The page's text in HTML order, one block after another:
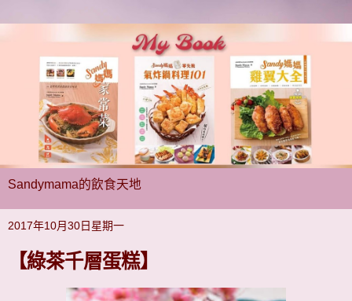
Sandymama的飲食天地
2017年10月30日星期一
【綠茶千層蛋糕】